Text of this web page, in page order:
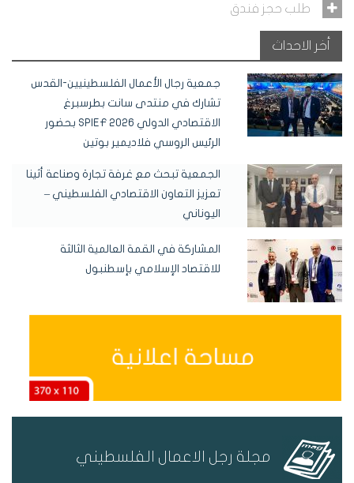
طلب حجز فندق
أخر الاحداث
جمعية رجال الأعمال الفلسطينيين-القدس
تشارك في منتدى سانت بطرسبرغ
الاقتصادي الدولي SPIEF 2026 بحضور
الرئيس الروسي فلاديمير بوتين
الجمعية تبحث مع غرفة تجارة وصناعة أثينا
تعزيز التعاون الاقتصادي الفلسطيني –
اليوناني
المشاركة في القمة العالمية الثالثة
للاقتصاد الإسلامي بإسطنبول
مجلة رجل الاعمال الفلسطيني